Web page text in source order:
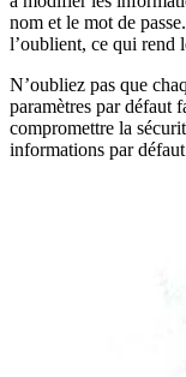
nom et le mot de
l’oublient, ce qui rend
N’oubliez pas que
paramètres par défaut
compromettre la
informations par